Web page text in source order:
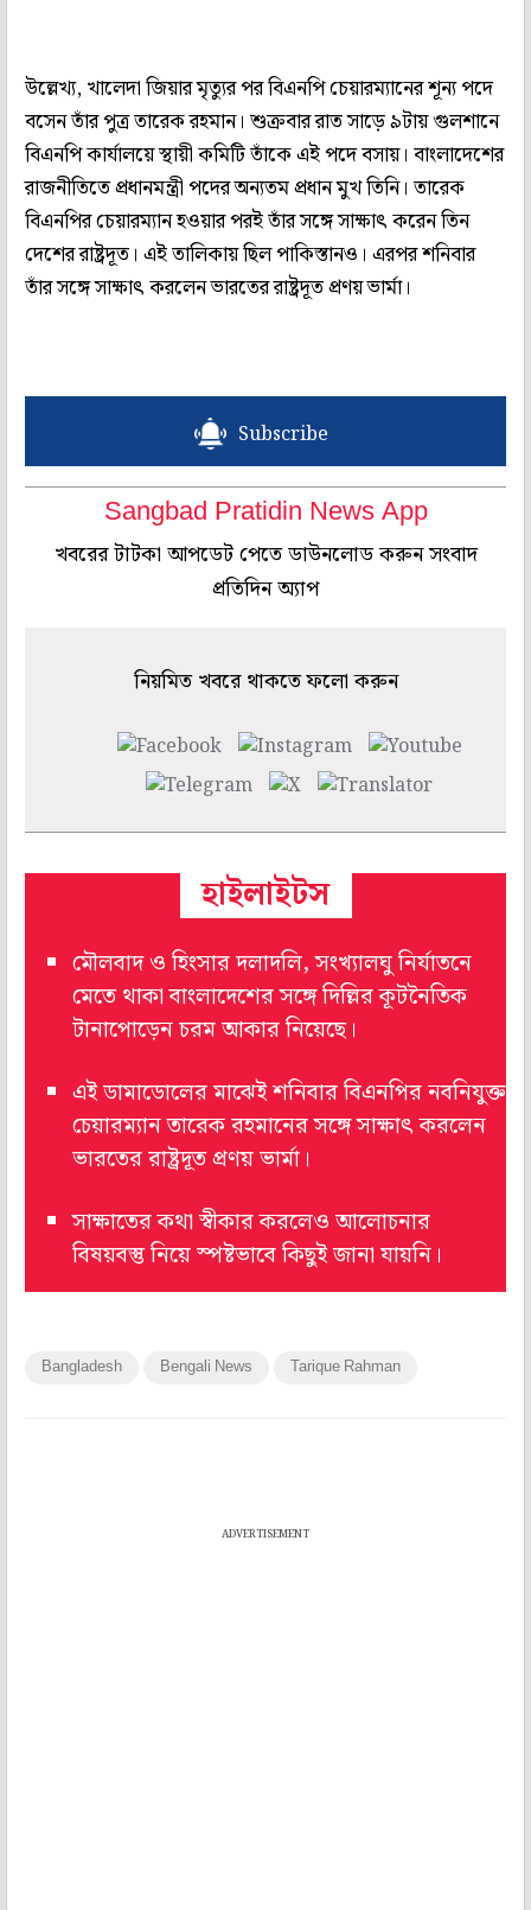
উল্লেখ্য, খালেদা জিয়ার মৃত্যুর পর বিএনপি চেয়ারম্যানের শূন্য পদে
বসেন তাঁর পুত্র তারেক রহমান। শুক্রবার রাত সাড়ে ৯টায় গুলশানে
বিএনপি কার্যালয়ে স্থায়ী কমিটি তাঁকে এই পদে বসায়। বাংলাদেশের
রাজনীতিতে প্রধানমন্ত্রী পদের অন্যতম প্রধান মুখ তিনি। তারেক
বিএনপির চেয়ারম্যান হওয়ার পরই তাঁর সঙ্গে সাক্ষাৎ করেন তিন
দেশের রাষ্ট্রদূত। এই তালিকায় ছিল পাকিস্তানও। এরপর শনিবার
তাঁর সঙ্গে সাক্ষাৎ করলেন ভারতের রাষ্ট্রদূত প্রণয় ভার্মা।
Subscribe
Sangbad Pratidin News App
খবরের টাটকা আপডেট পেতে ডাউনলোড করুন সংবাদ
প্রতিদিন অ্যাপ
নিয়মিত খবরে থাকতে ফলো করুন
হাইলাইটস
মৌলবাদ ও হিংসার দলাদলি, সংখ্যালঘু নির্যাতনে
মেতে থাকা বাংলাদেশের সঙ্গে দিল্লির কূটনৈতিক
টানাপোড়েন চরম আকার নিয়েছে।
এই ডামাডোলের মাঝেই শনিবার বিএনপির নবনিযুক্ত
চেয়ারম্যান তারেক রহমানের সঙ্গে সাক্ষাৎ করলেন
ভারতের রাষ্ট্রদূত প্রণয় ভার্মা।
সাক্ষাতের কথা স্বীকার করলেও আলোচনার
বিষয়বস্তু নিয়ে স্পষ্টভাবে কিছুই জানা যায়নি।
Bangladesh Bengali News Tarique Rahman
ADVERTISEMENT